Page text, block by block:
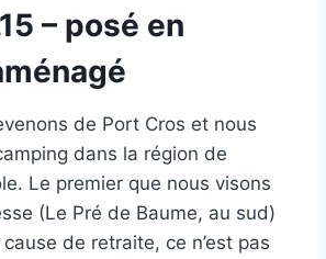
– posé en
de Port Cros et nous
dans la région de
Le premier que nous visons
(Le Pré de Baume, au sud)
de retraite, ce n’est pas